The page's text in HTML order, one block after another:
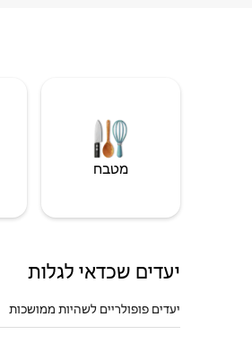
מטבח
יעדים שכדאי לגלות
יעדים פופולריים לשהיות ממושכות